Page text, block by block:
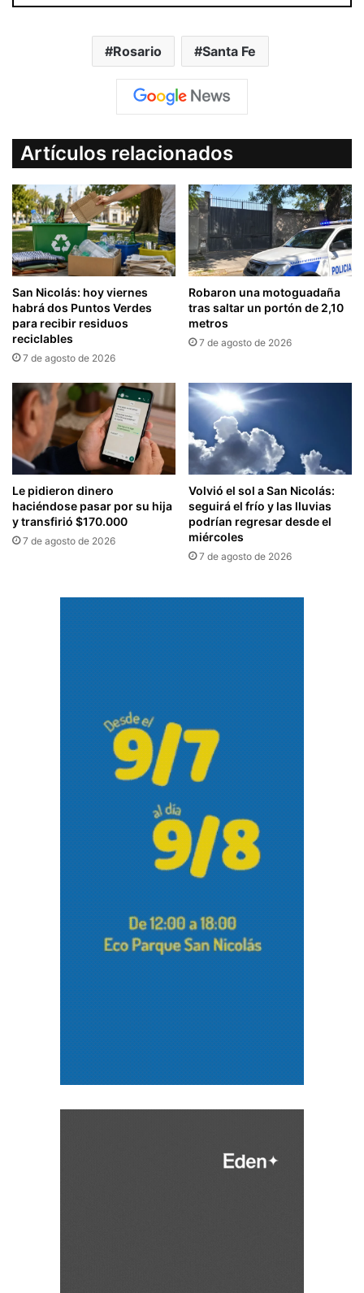
Rosario Santa Fe
Artículos relacionados
San Nicolás: hoy viernes
habrá dos Puntos Verdes
para recibir residuos
reciclables
7 de agosto de 2026
Robaron una motoguadaña
tras saltar un portón de 2,10
metros
7 de agosto de 2026
Le pidieron dinero
haciéndose pasar por su hija
y transfirió $170.000
7 de agosto de 2026
Volvió el sol a San Nicolás:
seguirá el frío y las lluvias
podrían regresar desde el
miércoles
7 de agosto de 2026